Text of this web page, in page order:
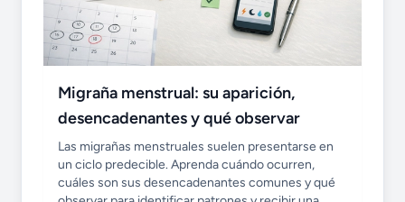
Migraña menstrual: su aparición,
desencadenantes y qué observar
Las migrañas menstruales suelen presentarse en
un ciclo predecible. Aprenda cuándo ocurren,
cuáles son sus desencadenantes comunes y qué